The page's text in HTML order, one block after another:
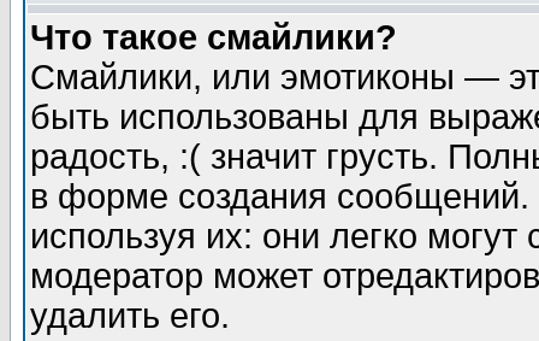
Что такое смайлики?
Смайлики, или эмотиконы —
быть использованы для
радость, :( значит грусть.
в форме создания сообщений.
используя их: они легко
модератор может
удалить его.